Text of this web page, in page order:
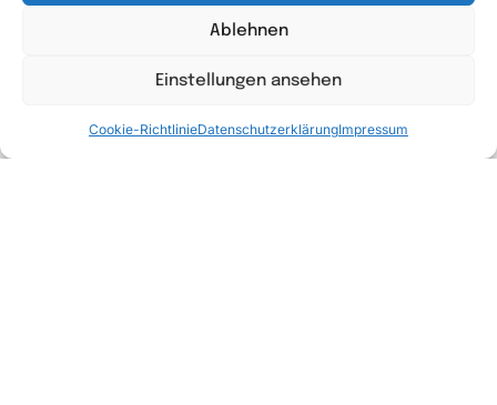
Ablehnen
Einstellungen ansehen
Cookie-RichtlinieDatenschutzerklärungImpressum